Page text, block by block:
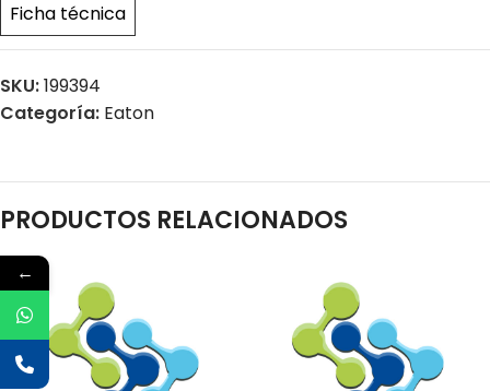
Ficha técnica
SKU:199394
Categoría: Eaton
PRODUCTOS RELACIONADOS
←